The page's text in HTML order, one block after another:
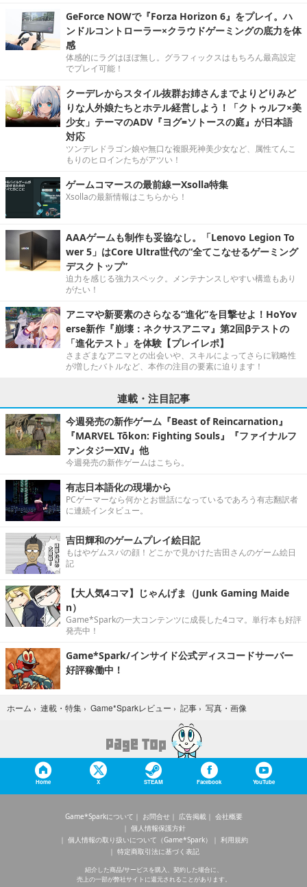
GeForce NOWで『Forza Horizon 6』をプレイ。ハ
ンドルコントローラー×クラウドゲーミングの底力を体
感
体感的にラグはほぼ無し。グラフィックスはもちろん最高設定
でプレイ可能！
クーデレからスタイル抜群お姉さんまでよりどりみど
りな人外娘たちとホテル経営しよう！「クトゥルフ×美
少女」テーマのADV『ヨグ=ソトースの庭』が日本語
対応
ツンデレドラゴン娘や無口な複眼死神美少女など、属性てんこ
もりのヒロインたちがアツい！
ゲームコマースの最前線ーXsolla特集
Xsollaの最新情報はこちらから！
AAAゲームも制作も妥協なし。「Lenovo Legion To
wer 5」はCore Ultra世代の“全てこなせるゲーミング
デスクトップ”
迫力を感じる強力スペック。メンテナンスしやすい構造もあり
がたい！
アニマや新要素のさらなる“進化”を目撃せよ！HoYov
erse新作『崩壊：ネクサスアニマ』第2回βテストの
「進化テスト」を体験【プレイレポ】
さまざまなアニマとの出会いや、スキルによってさらに戦略性
が増したバトルなど、本作の注目の要素に迫ります！
連載・注目記事
今週発売の新作ゲーム『Beast of Reincarnation』
『MARVEL Tōkon: Fighting Souls』『ファイナルフ
ァンタジーXIV』他
今週発売の新作ゲームはこちら。
有志日本語化の現場から
PCゲーマーなら何かとお世話になっているであろう有志翻訳者
に連続インタビュー。
吉田輝和のゲームプレイ絵日記
もはやゲムスパの顔！どこかで見かけた吉田さんのゲーム絵日
記
【大人気4コマ】じゃんげま（Junk Gaming Maide
n）
Game*Sparkの一大コンテンツに成長した4コマ。単行本も好評
発売中！
Game*Spark/インサイド公式ディスコードサーバー
好評稼働中！
ホーム › 連載・特集 › Game*Sparkレビュー › 記事 › 写真・画像
Home X STEAM Facebook YouTube
Game*Sparkについて お問合せ 広告掲載
会社概要
個人情報保護方針
個人情報の取り扱いについて（Game*Spark）
利用規約
特定商取引法に基づく表記
紹介した商品/サービスを購入、契約した場合に、
売上の一部が弊社サイトに還元されることがあります。